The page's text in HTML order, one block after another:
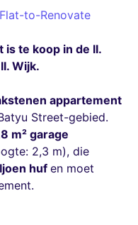
to-Renovate
te koop in de II.
Wijk.
appartement
Street-gebied.
m² garage
2,3 m), die
hufen moet